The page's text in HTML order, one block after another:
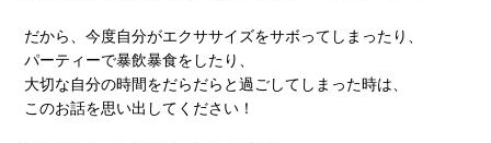
だから、今度自分がエクササイズをサボってしまったり、
パーティーで暴飲暴食をしたり、
大切な自分の時間をだらだらと過ごしてしまった時は、
このお話を思い出してください！